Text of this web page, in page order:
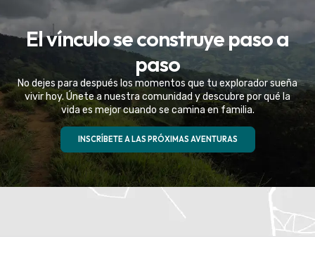
Eventos Especiales
Celebramos la vida de tu mejor amigo con una
experiencia fuera de serie
VER MÁS
El vínculo se construye paso a
paso
No dejes para después los momentos que tu explorador sueña
vivir hoy. Únete a nuestra comunidad y descubre por qué la
vida es mejor cuando se camina en familia.
INSCRÍBETE A LAS PRÓXIMAS AVENTURAS